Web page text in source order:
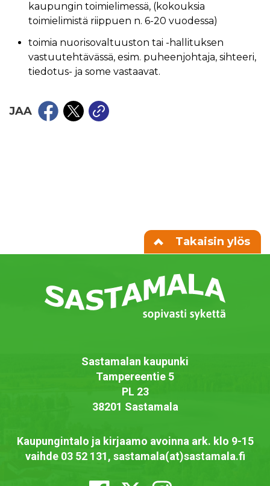
kaupungin toimielimessä, (kokouksia
toimielimistä riippuen n. 6-20 vuodessa)
toimia nuorisovaltuuston tai -hallituksen
vastuutehtävässä, esim. puheenjohtaja, sihteeri,
tiedotus- ja some vastaavat.
JAA
Takaisin ylös
Sastamalan kaupunki
Tampereentie 5
PL 23
38201 Sastamala
Kaupungintalo ja kirjaamo avoinna ark. klo 9-15
vaihde 03 52 131, sastamala(at)sastamala.fi